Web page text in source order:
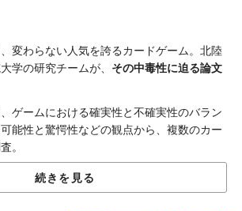
変わらない人気を誇るカードゲーム。北陸
学の研究チームが、 その中毒性に迫る論文
ゲームにおける確実性と不確実性のバラン
能性と驚愕性などの観点から、複数のカー
。
カードゲームは、
ことが明らかになった。また頻繁に報酬と
続きを見る